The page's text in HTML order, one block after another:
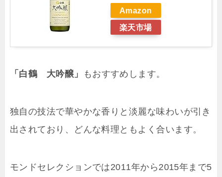
Amazon
楽天市場
「白鶴 大吟醸」 もおすすめします。
独自の技法で華やかな香りと淡麗な味わいが引き
出されており、どんな料理ともよく合います。
モンドセレクションでは2011年から2015年まで5